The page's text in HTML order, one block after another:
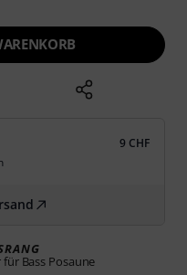
9 CHF
Bass Posaune